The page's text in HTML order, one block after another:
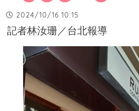
2024/10/16 10:15
記者林汝珊／台北報導